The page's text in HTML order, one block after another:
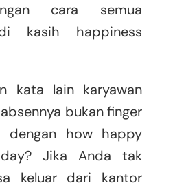
cara semua
kasih happiness
kata lain karyawan
bukan finger
how happy
Jika Anda tak
keluar dari kantor